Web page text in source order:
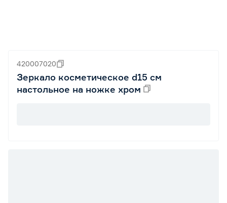
420007020
Зеркало косметическое d15 см
настольное на ножке хром